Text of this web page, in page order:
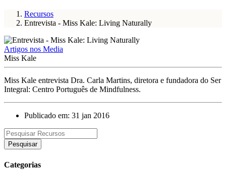
Recursos
Entrevista - Miss Kale: Living Naturally
Artigos nos Media
Miss Kale
Miss Kale entrevista Dra. Carla Martins, diretora e fundadora do Ser
Integral: Centro Português de Mindfulness.
Publicado em: 31 jan 2016
Pesquisar
Categorias